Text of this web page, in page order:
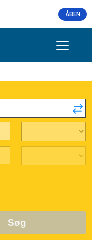
ÅBEN
Søg